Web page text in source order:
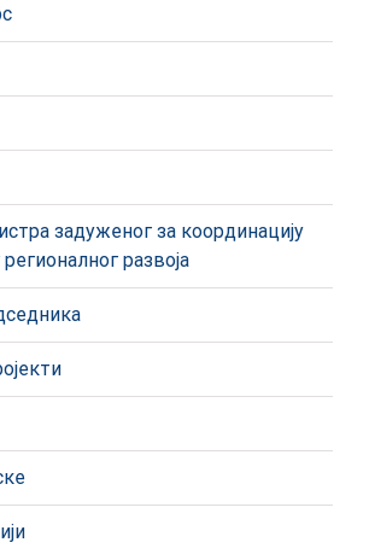
задуженог за координацију
развоја